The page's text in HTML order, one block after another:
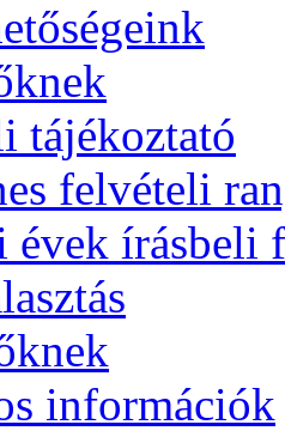
tájékoztató
felvételi
évek írásbeli
információk